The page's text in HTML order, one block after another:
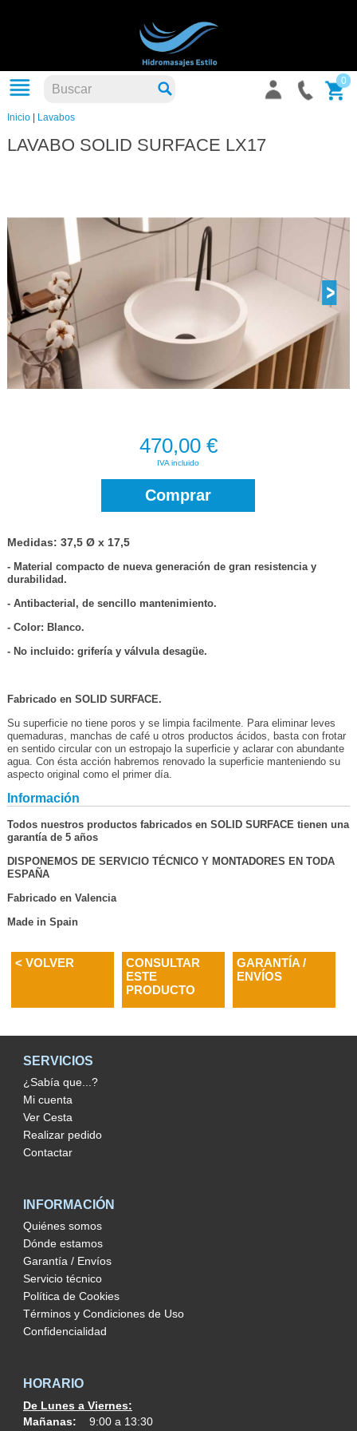
0
Inicio| Lavabos
LAVABO SOLID SURFACE LX17
470,00 €
IVA incluido
Comprar
Medidas: 37,5 Ø x 17,5
- Material compacto de nueva generación de gran resistencia y
durabilidad.
- Antibacterial, de sencillo mantenimiento.
- Color: Blanco.
- No incluido: grifería y válvula desagüe.
Fabricado en SOLID SURFACE.
Su superficie no tiene poros y se limpia facilmente. Para eliminar leves
quemaduras, manchas de café u otros productos ácidos, basta con frotar
en sentido circular con un estropajo la superficie y aclarar con abundante
agua. Con ésta acción habremos renovado la superficie manteniendo su
aspecto original como el primer día.
Información
Todos nuestros productos fabricados en SOLID SURFACE tienen una
garantía de 5 años
DISPONEMOS DE SERVICIO TÉCNICO Y MONTADORES EN TODA
ESPAÑA
Fabricado en Valencia
Made in Spain
< VOLVER
CONSULTAR
ESTE
PRODUCTO
GARANTÍA /
ENVÍOS
SERVICIOS
¿Sabía que...?
Mi cuenta
Ver Cesta
Realizar pedido
Contactar
INFORMACIÓN
Quiénes somos
Dónde estamos
Garantía / Envíos
Servicio técnico
Política de Cookies
Términos y Condiciones de Uso
Confidencialidad
HORARIO
De Lunes a Viernes:
Mañanas:
9:00 a 13:30